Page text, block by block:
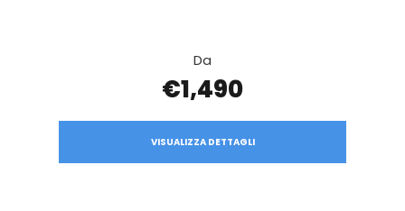
Da
€1,490
VISUALIZZA DETTAGLI